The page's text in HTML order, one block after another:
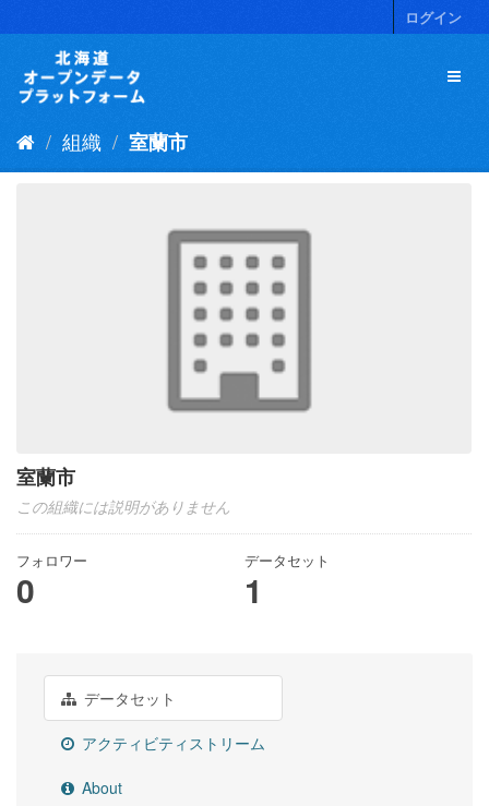
キ
ログイン
組織 室蘭市
室蘭市
この組織には説明がありません
フォロワー
0
データセット
1
データセット
アクティビティストリーム
About